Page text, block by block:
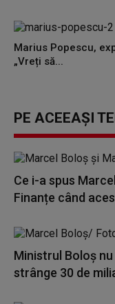
Marius Popescu,
„Vreți să...
PE ACEEAȘI
Ce i-a spus
Finanțe când
Ministrul Boloş
strânge 30 de